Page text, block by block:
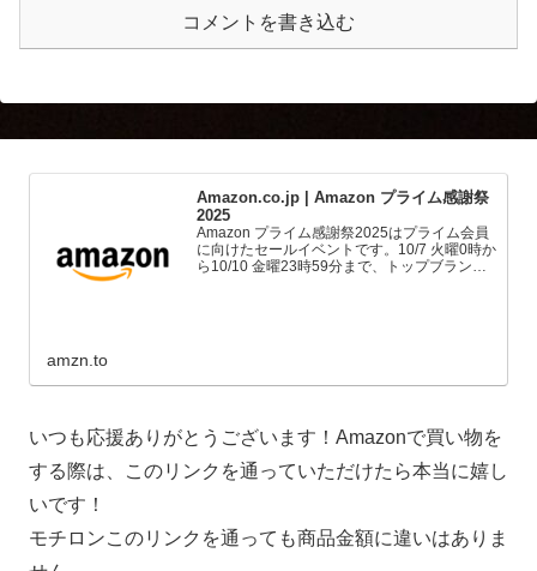
コメントを書き込む
Amazon.co.jp | Amazon プライム感謝祭
2025
Amazon プライム感謝祭2025はプライム会員
に向けたセールイベントです。10/7 火曜0時か
ら10/10 金曜23時59分まで、トップブランド
amzn.to
いつも応援ありがとうございます！Amazonで買い物を
する際は、このリンクを通っていただけたら本当に嬉し
いです！
モチロンこのリンクを通っても商品金額に違いはありま